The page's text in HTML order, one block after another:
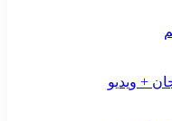
+ ویدیو